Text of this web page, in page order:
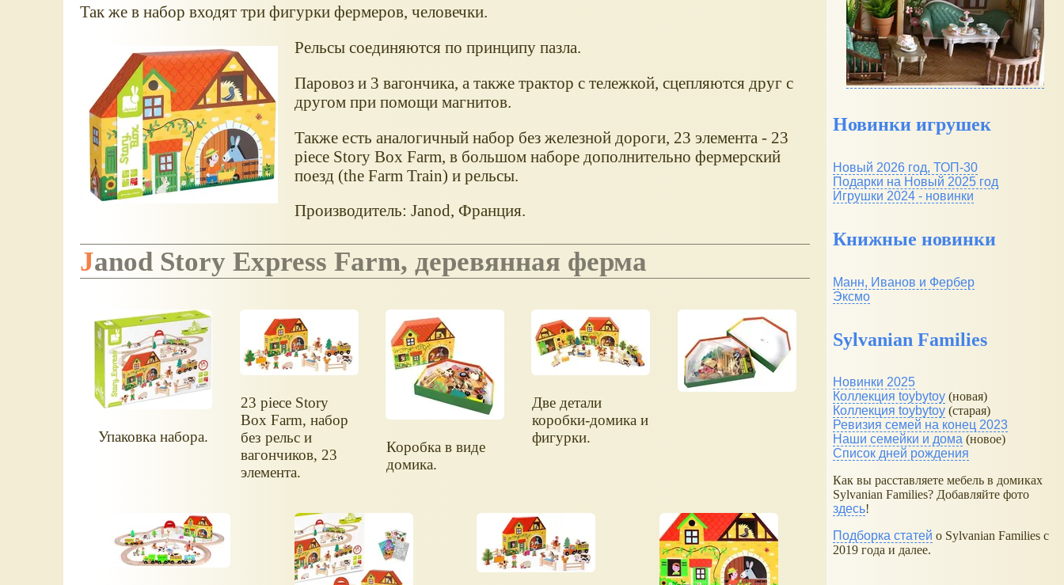
Так же в набор входят три фигурки фермеров, человечки.
Рельсы соединяются по принципу пазла.
Паровоз и 3 вагончика, а также трактор с тележкой, сцепляются друг с
другом при помощи магнитов.
Также есть аналогичный набор без железной дороги, 23 элемента - 23
piece Story Box Farm, в большом наборе дополнительно фермерский
поезд (the Farm Train) и рельсы.
Производитель: Janod, Франция.
Janod Story Express Farm, деревянная ферма
Упаковка набора.
23 piece Story
Box Farm, набор
без рельс и
вагончиков, 23
элемента.
Коробка в виде
домика.
Две детали
коробки-домика и
фигурки.
Новинки игрушек
Новый 2026 год, ТОП-30
Подарки на Новый 2025 год
Игрушки 2024 - новинки
Книжные новинки
Манн, Иванов и Фербер
Эксмо
Sylvanian Families
Новинки 2025
Коллекция toybytoy (новая)
Коллекция toybytoy (старая)
Ревизия семей на конец 2023
Наши семейки и дома (новое)
Список дней рождения
Как вы расставляете мебель в домиках
Sylvanian Families? Добавляйте фото
здесь!
Подборка статей о Sylvanian Families с
2019 года и далее.